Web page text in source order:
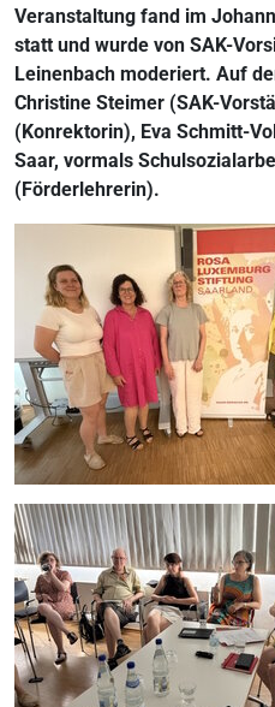
Veranstaltung fand im
statt und wurde von SAK-
Leinenbach moderiert. Auf
Christine Steimer (SAK-
(Konrektorin), Eva Schmitt-
Saar, vormals
(Förderlehrerin).